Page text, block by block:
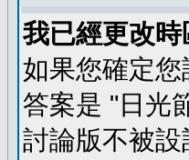
我已經更改
如果您確定
答案是 "日光
討論版不被